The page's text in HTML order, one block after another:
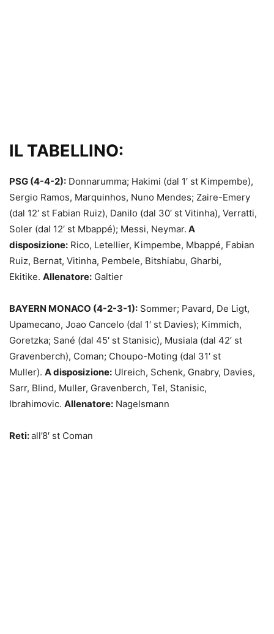
IL TABELLINO:
PSG (4-4-2): Donnarumma; Hakimi (dal 1′ st Kimpembe),
Sergio Ramos, Marquinhos, Nuno Mendes; Zaire-Emery
(dal 12′ st Fabian Ruiz), Danilo (dal 30′ st Vitinha), Verratti,
Soler (dal 12′ st Mbappé); Messi, Neymar. A
disposizione: Rico, Letellier, Kimpembe, Mbappé, Fabian
Ruiz, Bernat, Vitinha, Pembele, Bitshiabu, Gharbi,
Ekitike. Allenatore: Galtier
BAYERN MONACO (4-2-3-1): Sommer; Pavard, De Ligt,
Upamecano, Joao Cancelo (dal 1′ st Davies); Kimmich,
Goretzka; Sané (dal 45′ st Stanisic), Musiala (dal 42′ st
Gravenberch), Coman; Choupo-Moting (dal 31′ st
Muller). A disposizione: Ulreich, Schenk, Gnabry, Davies,
Sarr, Blind, Muller, Gravenberch, Tel, Stanisic,
Ibrahimovic. Allenatore: Nagelsmann
Reti:all’8′ st Coman